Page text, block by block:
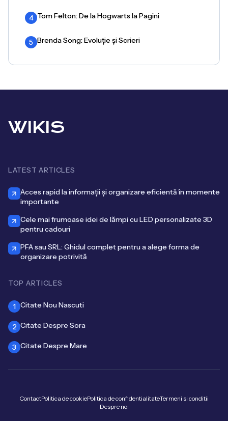
4 Tom Felton: De la Hogwarts la Pagini
5 Brenda Song: Evoluție și Scrieri
WIKIS
LATEST ARTICLES
Acces rapid la informații și organizare eficientă în momente
importante
Cele mai frumoase idei de lămpi cu LED personalizate 3D
pentru cadouri
PFA sau SRL: Ghidul complet pentru a alege forma de
organizare potrivită
TOP ARTICLES
1 Citate Nou Nascuti
2 Citate Despre Sora
3 Citate Despre Mare
ContactPolitica de cookiePolitica de confidentialitateTermeni si conditii
Despre noi